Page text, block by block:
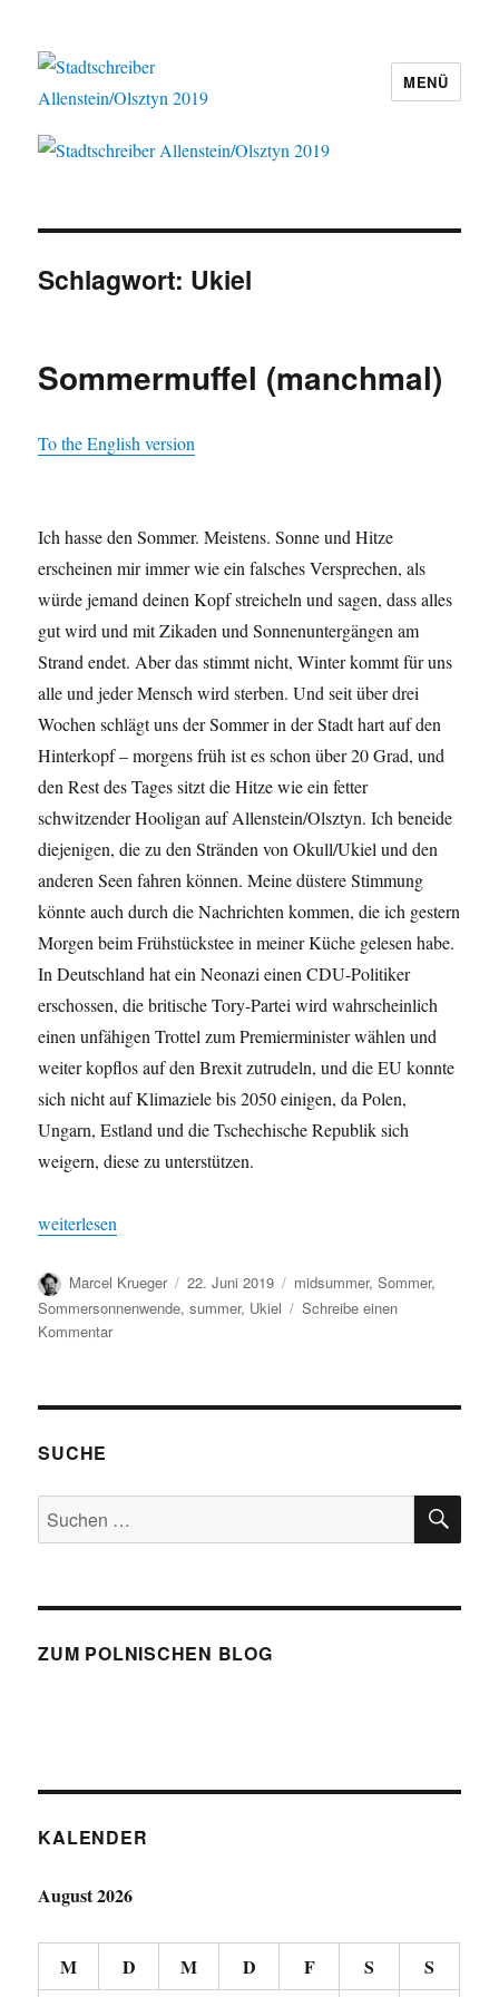
Stadtschreiber Allenstein/Olsztyn
MENÜ
Schlagwort: Ukiel
Sommermuffel (manchmal)
To the English version
Ich hasse den Sommer. Meistens. Sonne und Hitze
erscheinen mir immer wie ein falsches Versprechen, als
würde jemand deinen Kopf streicheln und sagen, dass alles
gut wird und mit Zikaden und Sonnenuntergängen am
Strand endet. Aber das stimmt nicht, Winter kommt für uns
alle und jeder Mensch wird sterben. Und seit über drei
Wochen schlägt uns der Sommer in der Stadt hart auf den
Hinterkopf – morgens früh ist es schon über 20 Grad, und
den Rest des Tages sitzt die Hitze wie ein fetter
schwitzender Hooligan auf Allenstein/Olsztyn. Ich beneide
diejenigen, die zu den Stränden von Okull/Ukiel und den
anderen Seen fahren können. Meine düstere Stimmung
könnte auch durch die Nachrichten kommen, die ich gestern
Morgen beim Frühstückstee in meiner Küche gelesen habe.
In Deutschland hat ein Neonazi einen CDU-Politiker
erschossen, die britische Tory-Partei wird wahrscheinlich
einen unfähigen Trottel zum Premierminister wählen und
weiter kopflos auf den Brexit zutrudeln, und die EU konnte
sich nicht auf Klimaziele bis 2050 einigen, da Polen,
Ungarn, Estland und die Tschechische Republik sich
weigern, diese zu unterstützen.
„Sommermuffel (manchmal)“
weiterlesen
Autor
Marcel Krueger
Veröffentlicht
am
22. Juni 2019 Schlagwörter
midsummer,Sommer,
Sommersonnenwende,summer, Ukiel
Schreibe einen
Kommentarzu
SUCHE
Suchen
nach:
ZUM POLNISCHEN BLOG
KALENDER
August 2026
M D M D F S S